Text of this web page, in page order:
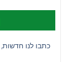
כתבו לנו